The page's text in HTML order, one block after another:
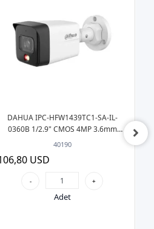
DAHUA IPC-HFW1439TC1-SA-IL-
0360B 1/2.9" CMOS 4MP 3.6mm
Smart Led POE Sesli FullColor Bullet IP
40190
USD
- +
Adet